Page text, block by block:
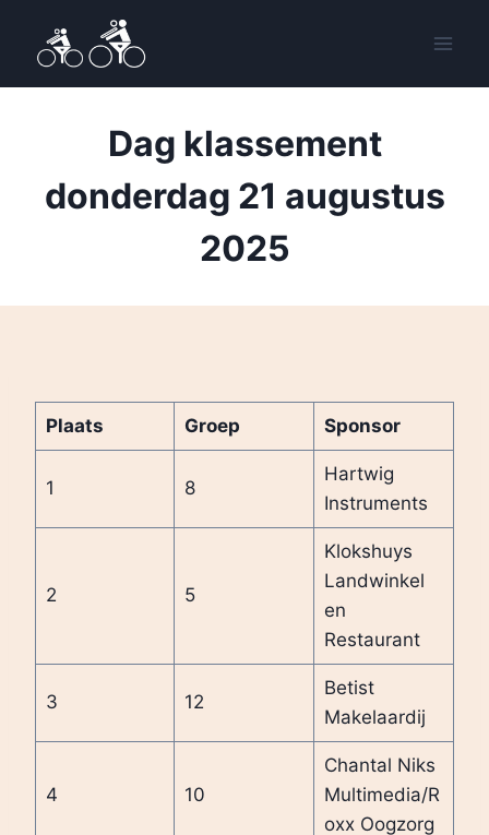
inhoud
Dag klassement
donderdag 21 augustus
2025
Plaats Groep Sponsor
1 8
Hartwig
Instruments
2 5
Klokshuys
Landwinkel
en
Restaurant
3 12
Betist
Makelaardij
4 10
Chantal Niks
Multimedia/R
oxx Oogzorg